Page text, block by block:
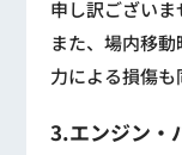
申し訳ございま
また、場内移
力による損傷も
3.エンジン・